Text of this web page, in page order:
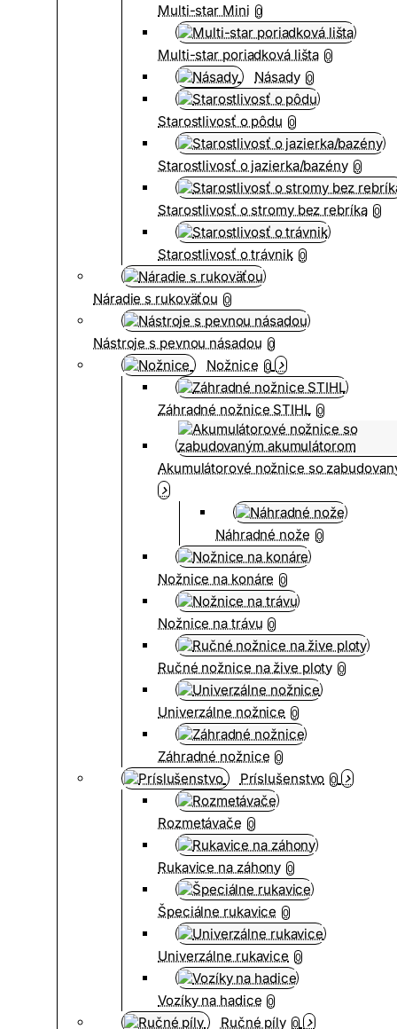
Multi-star Mini 0
Multi-star poriadková lišta 0
Násady 0
Starostlivosť o pôdu 0
Starostlivosť o jazierka/bazény 0
Starostlivosť o stromy bez rebríka 0
Starostlivosť o trávnik 0
Náradie s rukoväťou 0
Nástroje s pevnou násadou 0
Nožnice 0
Záhradné nožnice STIHL 0
Akumulátorové nožnice so
Náhradné nože 0
Nožnice na konáre 0
Nožnice na trávu 0
Ručné nožnice na žive ploty 0
Univerzálne nožnice 0
Záhradné nožnice 0
Príslušenstvo 0
Rozmetávače 0
Rukavice na záhony 0
Špeciálne rukavice 0
Univerzálne rukavice 0
Vozíky na hadice 0
Ručné píly 0